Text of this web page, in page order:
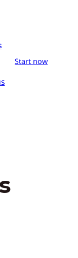
Start now